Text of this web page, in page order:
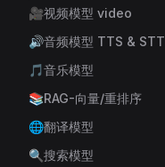
🎥视频模型 video
🔊️音频模型 TTS & STT
🎵音乐模型
📚RAG-向量/重排序
🌐翻译模型
🔍搜索模型